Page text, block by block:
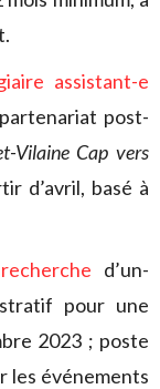
assistant-e
post-
Vilaine Cap vers
d’avril, basé à
d’un-
pour une
2023 ; poste
les événements